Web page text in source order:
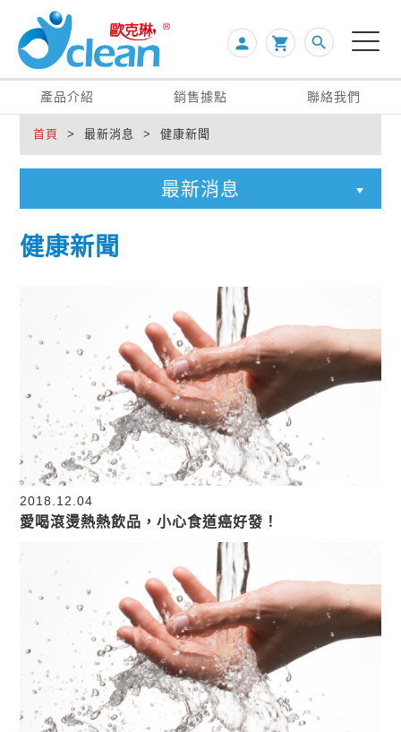
person  search
產品介紹 銷售據點 聯絡我們
首頁 > 最新消息 > 健康新聞
最新消息
健康新聞
2018.12.04
愛喝滾燙熱熱飲品，小心食道癌好發！